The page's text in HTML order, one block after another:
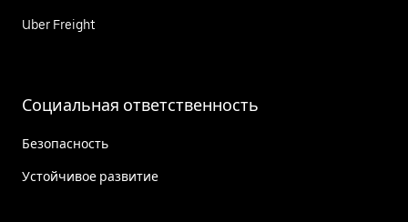
Uber Freight
Социальная ответственность
Безопасность
Устойчивое развитие